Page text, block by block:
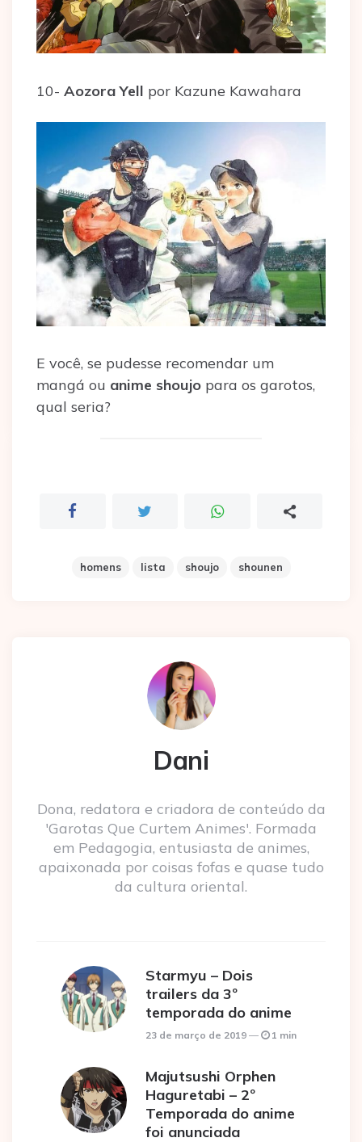
10- Aozora Yell por Kazune Kawahara
E você, se pudesse recomendar um
mangá ou anime shoujo para os garotos,
qual seria?
homens lista shoujo shounen
Dani
Dona, redatora e criadora de conteúdo da
'Garotas Que Curtem Animes'. Formada
em Pedagogia, entusiasta de animes,
apaixonada por coisas fofas e quase tudo
da cultura oriental.
Starmyu – Dois
trailers da 3º
temporada do anime
23 de março de 2019 1 min
Majutsushi Orphen
Haguretabi – 2º
Temporada do anime
foi anunciada